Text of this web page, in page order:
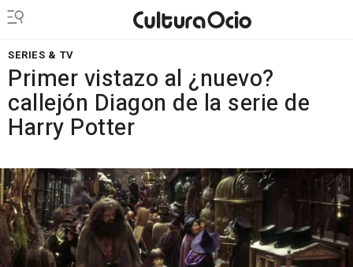
SERIES & TV
Primer vistazo al ¿nuevo?
callejón Diagon de la serie de
Harry Potter